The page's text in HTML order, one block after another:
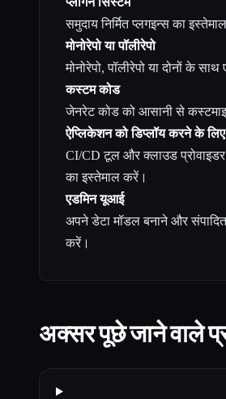
समुदाय निर्मित प्लगइन्स का
मोनोरेपो या पॉलीरेपो
मोनोरेपो, पॉलीरेपो या दोनों के
कस्टम कोड
जेनरेट कोड को आसानी से
ऐप्लिकेशन को डिप्लॉय करने के लिए
CI/CD टूल और क्लाउड
का इस्तेमाल करें।
एडमिन यूआई
अपने डेटा मॉडल बनाने और
करें।
अक्सर पूछे जाने वाले